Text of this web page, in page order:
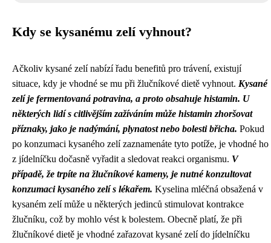
Kdy se kysanému zelí vyhnout?
Ačkoliv kysané zelí nabízí řadu benefitů pro trávení, existují
situace, kdy je vhodné se mu při žlučníkové dietě vyhnout. Kysané
zelí je fermentovaná potravina, a proto obsahuje histamin. U
některých lidí s citlivějším zažíváním může histamin zhoršovat
příznaky, jako je nadýmání, plynatost nebo bolesti břicha. Pokud
po konzumaci kysaného zelí zaznamenáte tyto potíže, je vhodné ho
z jídelníčku dočasně vyřadit a sledovat reakci organismu. V
případě, že trpíte na žlučníkové kameny, je nutné konzultovat
konzumaci kysaného zelí s lékařem. Kyselina mléčná obsažená v
kysaném zelí může u některých jedinců stimulovat kontrakce
žlučníku, což by mohlo vést k bolestem. Obecně platí, že při
žlučníkové dietě je vhodné zařazovat kysané zelí do jídelníčku